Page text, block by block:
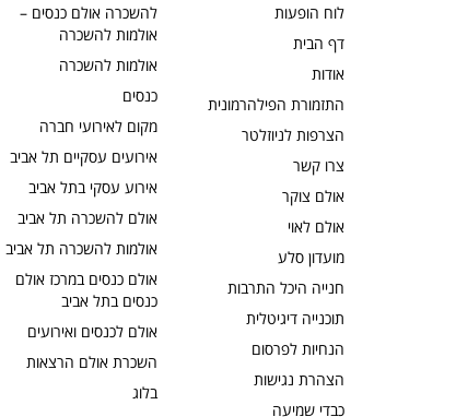
לוח הופעות
דף הבית
אודות
התזמורת הפילהרמונית
הצרפות לניוזלטר
צרו קשר
אולם צוקר
אולם לאוי
מועדון סלע
חנייה היכל התרבות
תוכנייה דיגיטלית
הנחיות לפרסום
הצהרת נגישות
כבדי שמיעה
להשכרה אולם כנסים –
אולמות להשכרה
אולמות להשכרה
כנסים
מקום לאירועי חברה
אירועים עסקיים תל אביב
אירוע עסקי בתל אביב
אולם להשכרה תל אביב
אולמות להשכרה תל אביב
אולם כנסים במרכז אולם
כנסים בתל אביב
אולם לכנסים ואירועים
השכרת אולם הרצאות
בלוג